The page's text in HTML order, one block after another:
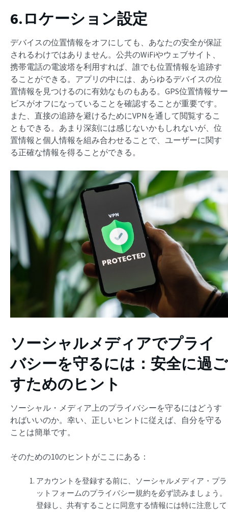
6.ロケーション設定
デバイスの位置情報をオフにしても、あなたの安全が保証
されるわけではありません。公共のWiFiやウェブサイト、
携帯電話の電波塔を利用すれば、誰でも位置情報を追跡す
ることができる。アプリの中には、あらゆるデバイスの位
置情報を見つけるのに有効なものもある。GPS位置情報サー
ビスがオフになっていることを確認することが重要です。
また、直接の追跡を避けるためにVPNを通して閲覧するこ
ともできる。あまり深刻には感じないかもしれないが、位
置情報と個人情報を組み合わせることで、ユーザーに関す
る正確な情報を得ることができる。
ソーシャルメディアでプライ
バシーを守るには：安全に過ご
すためのヒント
ソーシャル・メディア上のプライバシーを守るにはどうす
ればいいのか。幸い、正しいヒントに従えば、自分を守る
ことは簡単です。
そのための10のヒントがここにある：
アカウントを登録する前に、ソーシャルメディア・プラ
ットフォームのプライバシー規約を必ず読みましょう。
登録し、共有することに同意する情報には特に注意して